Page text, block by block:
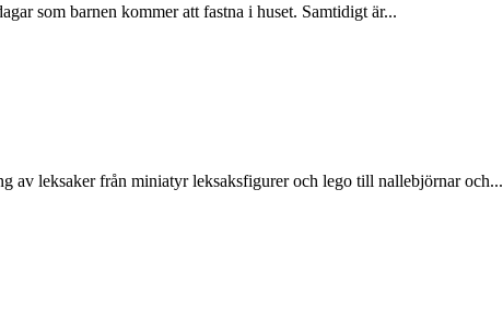
som barnen kommer att fastna i huset. Samtidigt är...
av leksaker från miniatyr leksaksfigurer och lego till nallebjörnar och...